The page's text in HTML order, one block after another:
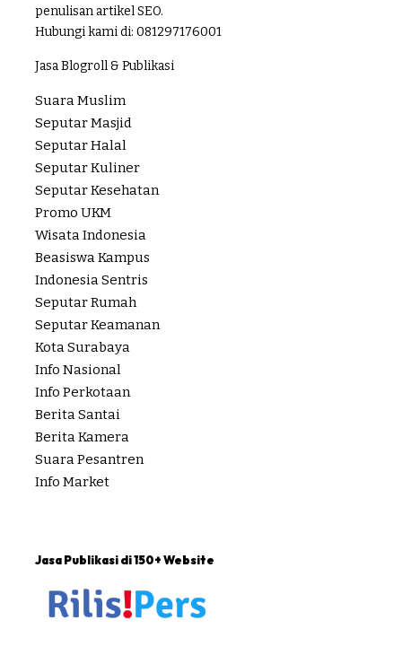
penulisan artikel SEO.
Hubungi kami di: 081297176001
Jasa Blogroll & Publikasi
Suara Muslim
Seputar Masjid
Seputar Halal
Seputar Kuliner
Seputar Kesehatan
Promo UKM
Wisata Indonesia
Beasiswa Kampus
Indonesia Sentris
Seputar Rumah
Seputar Keamanan
Kota Surabaya
Info Nasional
Info Perkotaan
Berita Santai
Berita Kamera
Suara Pesantren
Info Market
Jasa Publikasi di 150+ Website